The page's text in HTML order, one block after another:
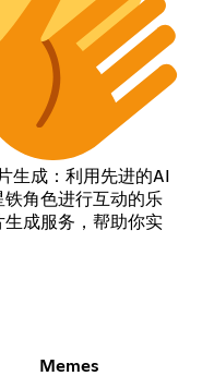
生成：利用先进的AI
角色进行互动的乐
成服务，帮助你实
Memes